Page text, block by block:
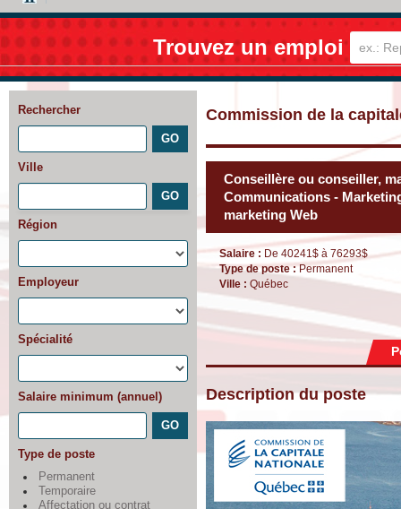
Trouvez un emploi
Rechercher
Ville
Région
Employeur
Spécialité
Salaire minimum (annuel)
Type de poste
Permanent
Temporaire
Affectation ou contrat
Commission de la
Conseillère ou conseiller,
Communications -
marketing Web
Salaire : De 40241$ à 76293$
Type de poste :Permanent
Ville : Québec
Description du poste